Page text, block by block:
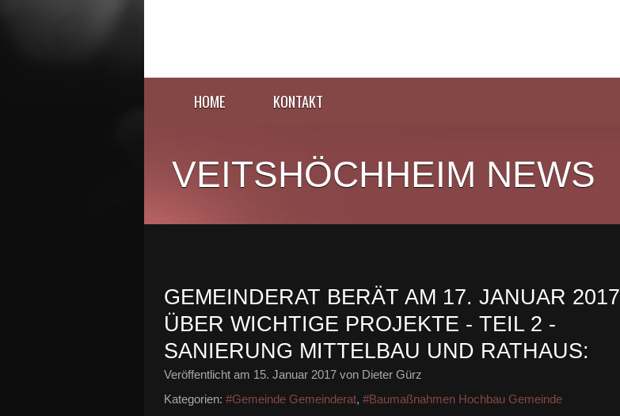
HOME KONTAKT
VEITSHÖCHHEIM NEWS
GEMEINDERAT BERÄT AM 17. JANUAR 2017
ÜBER WICHTIGE PROJEKTE - TEIL 2 -
SANIERUNG MITTELBAU UND RATHAUS:
Veröffentlicht am 15. Januar 2017 von Dieter Gürz
Kategorien: #Gemeinde Gemeinderat, #Baumaßnahmen Hochbau Gemeinde